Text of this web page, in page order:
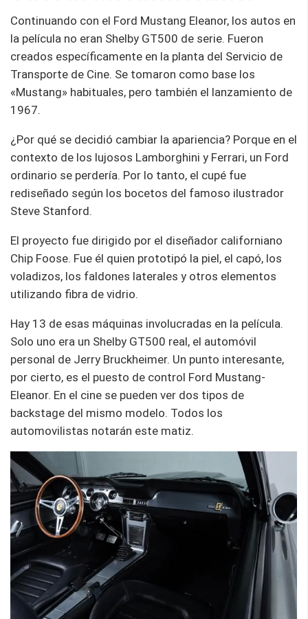
Continuando con el Ford Mustang Eleanor, los autos en
la película no eran Shelby GT500 de serie. Fueron
creados específicamente en la planta del Servicio de
Transporte de Cine. Se tomaron como base los
«Mustang» habituales, pero también el lanzamiento de
1967.
¿Por qué se decidió cambiar la apariencia? Porque en el
contexto de los lujosos Lamborghini y Ferrari, un Ford
ordinario se perdería. Por lo tanto, el cupé fue
rediseñado según los bocetos del famoso ilustrador
Steve Stanford.
El proyecto fue dirigido por el diseñador californiano
Chip Foose. Fue él quien prototipó la piel, el capó, los
voladizos, los faldones laterales y otros elementos
utilizando fibra de vidrio.
Hay 13 de esas máquinas involucradas en la película.
Solo uno era un Shelby GT500 real, el automóvil
personal de Jerry Bruckheimer. Un punto interesante,
por cierto, es el puesto de control Ford Mustang-
Eleanor. En el cine se pueden ver dos tipos de
backstage del mismo modelo. Todos los
automovilistas notarán este matiz.